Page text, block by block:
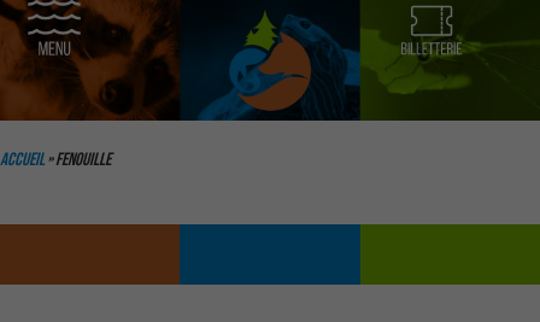
Aller
Accueil»Fenouille